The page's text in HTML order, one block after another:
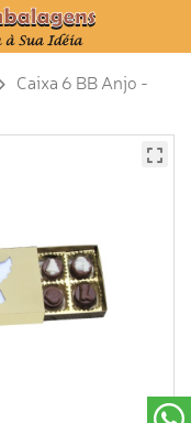
Caixa 6 BB Anjo -